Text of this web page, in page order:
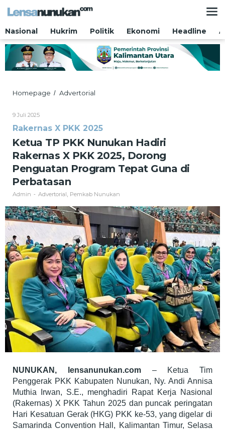
Nasional
Hukrim Politik Ekonomi Headline
Homepage / Advertorial
Hadiri
Rakernas
X
PKK
Dorong
Program
Guna
Perbatasan
9 Juli 2025Oleh
Rakernas X PKK 2025
Ketua TP PKK Nunukan Hadiri
Rakernas X PKK 2025, Dorong
Penguatan Program Tepat Guna di
Perbatasan
Admin - Advertorial Pemkab Nunukan
NUNUKAN, lensanunukan.com– Ketua Tim
Penggerak PKK Kabupaten Nunukan, Ny. Andi Annisa
Muthia Irwan, S.E., menghadiri Rapat Kerja Nasional
(Rakernas) X PKK Tahun 2025 dan puncak peringatan
Hari Kesatuan Gerak (HKG) PKK ke-53, yang digelar di
Samarinda Convention Hall, Kalimantan Timur, Selasa